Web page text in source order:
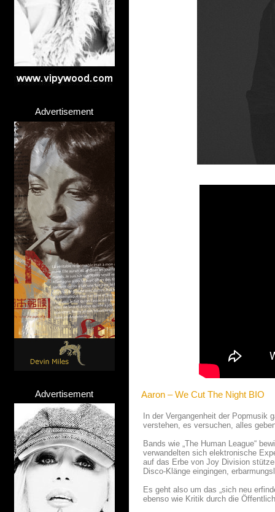
Advertisement
Advertisement Aaron – We Cut The Night BIO
In der Vergangenheit der
verstehen, es versuchen, alles
Bands wie „The Human League“
verwandelten sich elektronische
auf das Erbe von Joy Division
Disco-Klänge eingingen,
Es geht also um das „sich neu
ebenso wie Kritik durch die